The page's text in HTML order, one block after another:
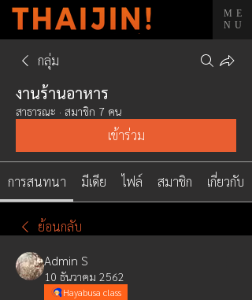
ME
NU
กลุ่ม
งานร้านอาหาร
สาธารณะ · สมาชิก 7 คน
เข้าร่วม
การสนทนา มีเดีย ไฟล์ สมาชิก เกี่ยวกับ
ย้อนกลับ
Admin S
10 ธันวาคม 2562
Hayabusa class